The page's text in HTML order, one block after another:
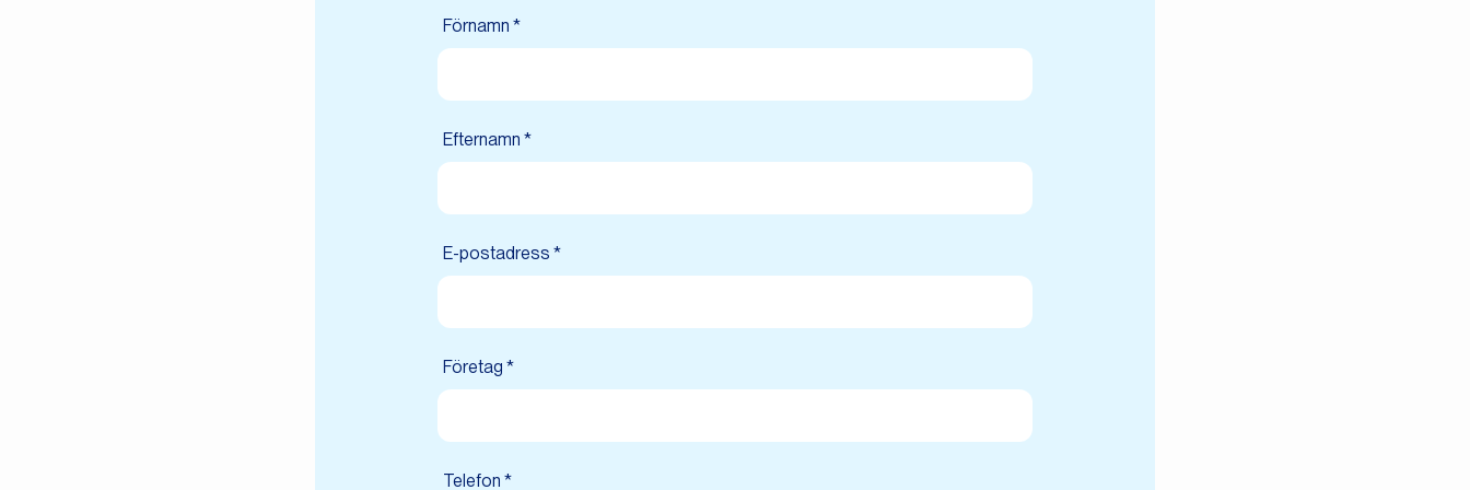
Förnamn *
Efternamn *
E-postadress *
Företag *
Telefon *